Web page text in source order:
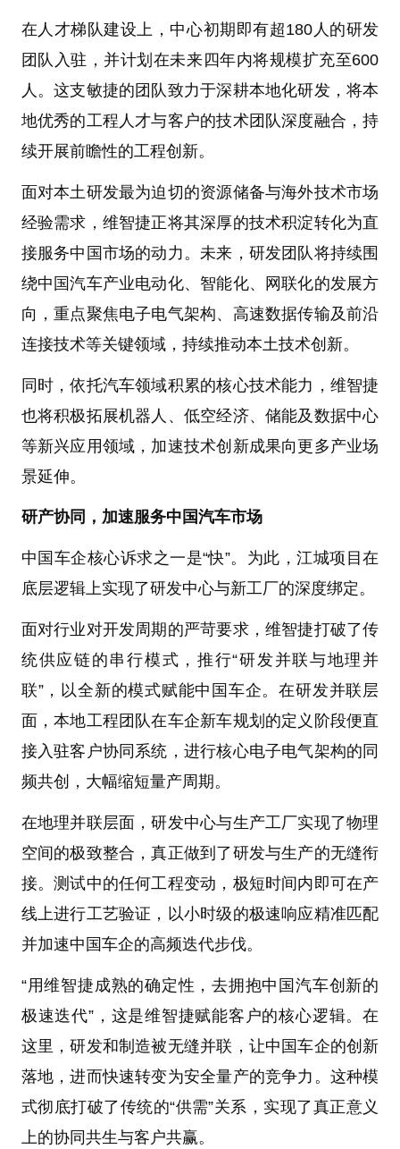
在人才梯队建设上，中心初期即有超180人的研发
团队入驻，并计划在未来四年内将规模扩充至600
人。这支敏捷的团队致力于深耕本地化研发，将本
地优秀的工程人才与客户的技术团队深度融合，持
续开展前瞻性的工程创新。
面对本土研发最为迫切的资源储备与海外技术市场
经验需求，维智捷正将其深厚的技术积淀转化为直
接服务中国市场的动力。未来，研发团队将持续围
绕中国汽车产业电动化、智能化、网联化的发展方
向，重点聚焦电子电气架构、高速数据传输及前沿
连接技术等关键领域，持续推动本土技术创新。
同时，依托汽车领域积累的核心技术能力，维智捷
也将积极拓展机器人、低空经济、储能及数据中心
等新兴应用领域，加速技术创新成果向更多产业场
景延伸。
研产协同，加速服务中国汽车市场
中国车企核心诉求之一是“快”。为此，江城项目在
底层逻辑上实现了研发中心与新工厂的深度绑定。
面对行业对开发周期的严苛要求，维智捷打破了传
统供应链的串行模式，推行“研发并联与地理并
联”，以全新的模式赋能中国车企。在研发并联层
面，本地工程团队在车企新车规划的定义阶段便直
接入驻客户协同系统，进行核心电子电气架构的同
频共创，大幅缩短量产周期。
在地理并联层面，研发中心与生产工厂实现了物理
空间的极致整合，真正做到了研发与生产的无缝衔
接。测试中的任何工程变动，极短时间内即可在产
线上进行工艺验证，以小时级的极速响应精准匹配
并加速中国车企的高频迭代步伐。
“用维智捷成熟的确定性，去拥抱中国汽车创新的
极速迭代”，这是维智捷赋能客户的核心逻辑。在
这里，研发和制造被无缝并联，让中国车企的创新
落地，进而快速转变为安全量产的竞争力。这种模
式彻底打破了传统的“供需”关系，实现了真正意义
上的协同共生与客户共赢。